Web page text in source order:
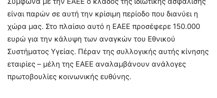
είναι παρών σε αυτή την κρίσιμη περίοδο που διανύει η
χώρα μας. Στο πλαίσιο αυτό η ΕΑΕΕ προσέφερε 150.000
ευρώ για την κάλυψη των αναγκών του Εθνικού
Συστήματος Υγείας. Πέραν της συλλογικής αυτής κίνησης
εταιρίες – μέλη της ΕΑΕΕ αναλαμβάνουν ανάλογες
πρωτοβουλίες κοινωνικής ευθύνης.